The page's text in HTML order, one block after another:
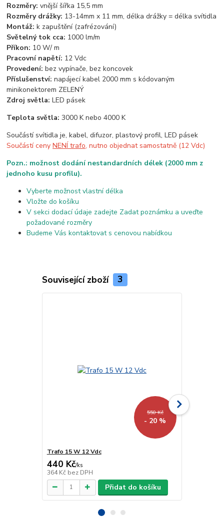
Rozměry: vnější šířka 15,5 mm
Rozměry drážky: 13-14mm x 11 mm, délka drážky = délka svítidla
Montáž: k zapuštění (zafrézování)
Světelný tok cca: 1000 lm/m
Příkon: 10 W/ m
Pracovní napětí: 12 Vdc
Provedení:bez vypínače, bez koncovek
Příslušenství:napájecí kabel 2000 mm s kódovaným
minikonektorem ZELENÝ
Zdroj světla:LED pásek
Teplota světla:3000 K nebo 4000 K
Součástí svítidla je, kabel, difuzor, plastový profil, LED pásek
Součástí cenyNENÍ trafo, nutno objednat samostatně (12 Vdc)
Pozn.: možnost dodání nestandardních délek (2000 mm z
jednoho kusu profilu).
Vyberte možnost vlastní délka
Vložte do košíku
V sekci dodací údaje zadejte Zadat poznámku a uveďte
požadované rozměry
Budeme Vás kontaktovat s cenovou nabídkou
Související zboží 3
550 Kč
- 20 %
Trafo 15 W 12 Vdc
440 Kč/ks
364 Kč bez DPH
Přidat do košíku